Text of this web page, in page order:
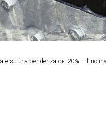
su una pendenza del 20% —